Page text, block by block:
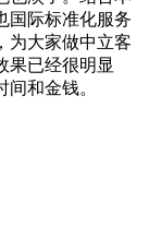
国际标准化服务
为大家做中立客
果已经很明显
和金钱。